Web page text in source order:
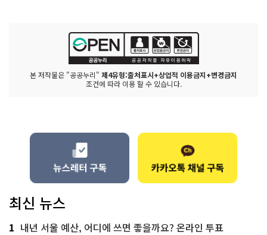
본 저작물은 "공공누리" 제4유형:출처표시+상업적 이용금지+변경금지
조건에 따라 이용 할 수 있습니다.
최신 뉴스
1 내년 서울 예산, 어디에 쓰면 좋을까요? 온라인 투표